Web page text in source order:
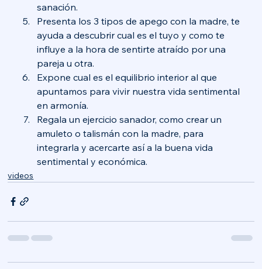
sanación.
Presenta los 3 tipos de apego con la madre, te
ayuda a descubrir cual es el tuyo y como te
influye a la hora de sentirte atraído por una
pareja u otra.
Expone cual es el equilibrio interior al que
apuntamos para vivir nuestra vida sentimental
en armonía.
Regala un ejercicio sanador, como crear un
amuleto o talismán con la madre, para
integrarla y acercarte así a la buena vida
sentimental y económica.
videos